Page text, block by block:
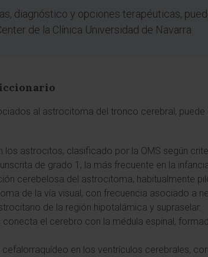
diagnóstico y opciones terapéuticas,
de la Clínica Universidad de Navarra.
al astrocitoma del tronco cerebral,
los astrocitos, clasificado por la OMS según
de grado 1, la más frecuente en la
cerebelosa del astrocitoma, habitualmente
de la vía visual, con frecuencia asociado a
de la región hipotalámica y supraselar.
conecta el cerebro con la médula espinal,
cefalorraquídeo en los ventrículos cerebrales,